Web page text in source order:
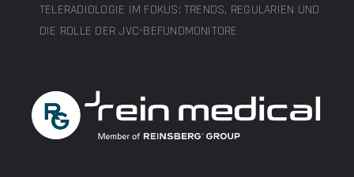
TELERADIOLOGIE IM FOKUS: TRENDS, REGULARIEN UND
DIE ROLLE DER JVC-BEFUNDMONITORE